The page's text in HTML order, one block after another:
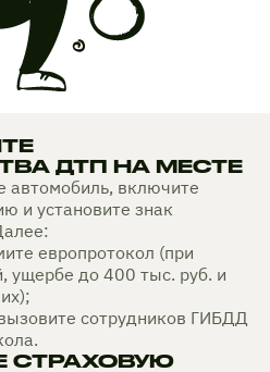
ДТП НА МЕСТЕ
автомобиль, включите
и установите знак
европротокол (при
ущербе до 400 тыс. руб. и
сотрудников ГИБДД
СТРАХОВУЮ